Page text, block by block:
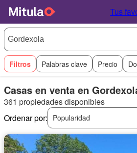
Tus
Filtros Palabras clave Precio
Casas en venta en
361 propiedades disponibles
Ordenar por:
Popularidad